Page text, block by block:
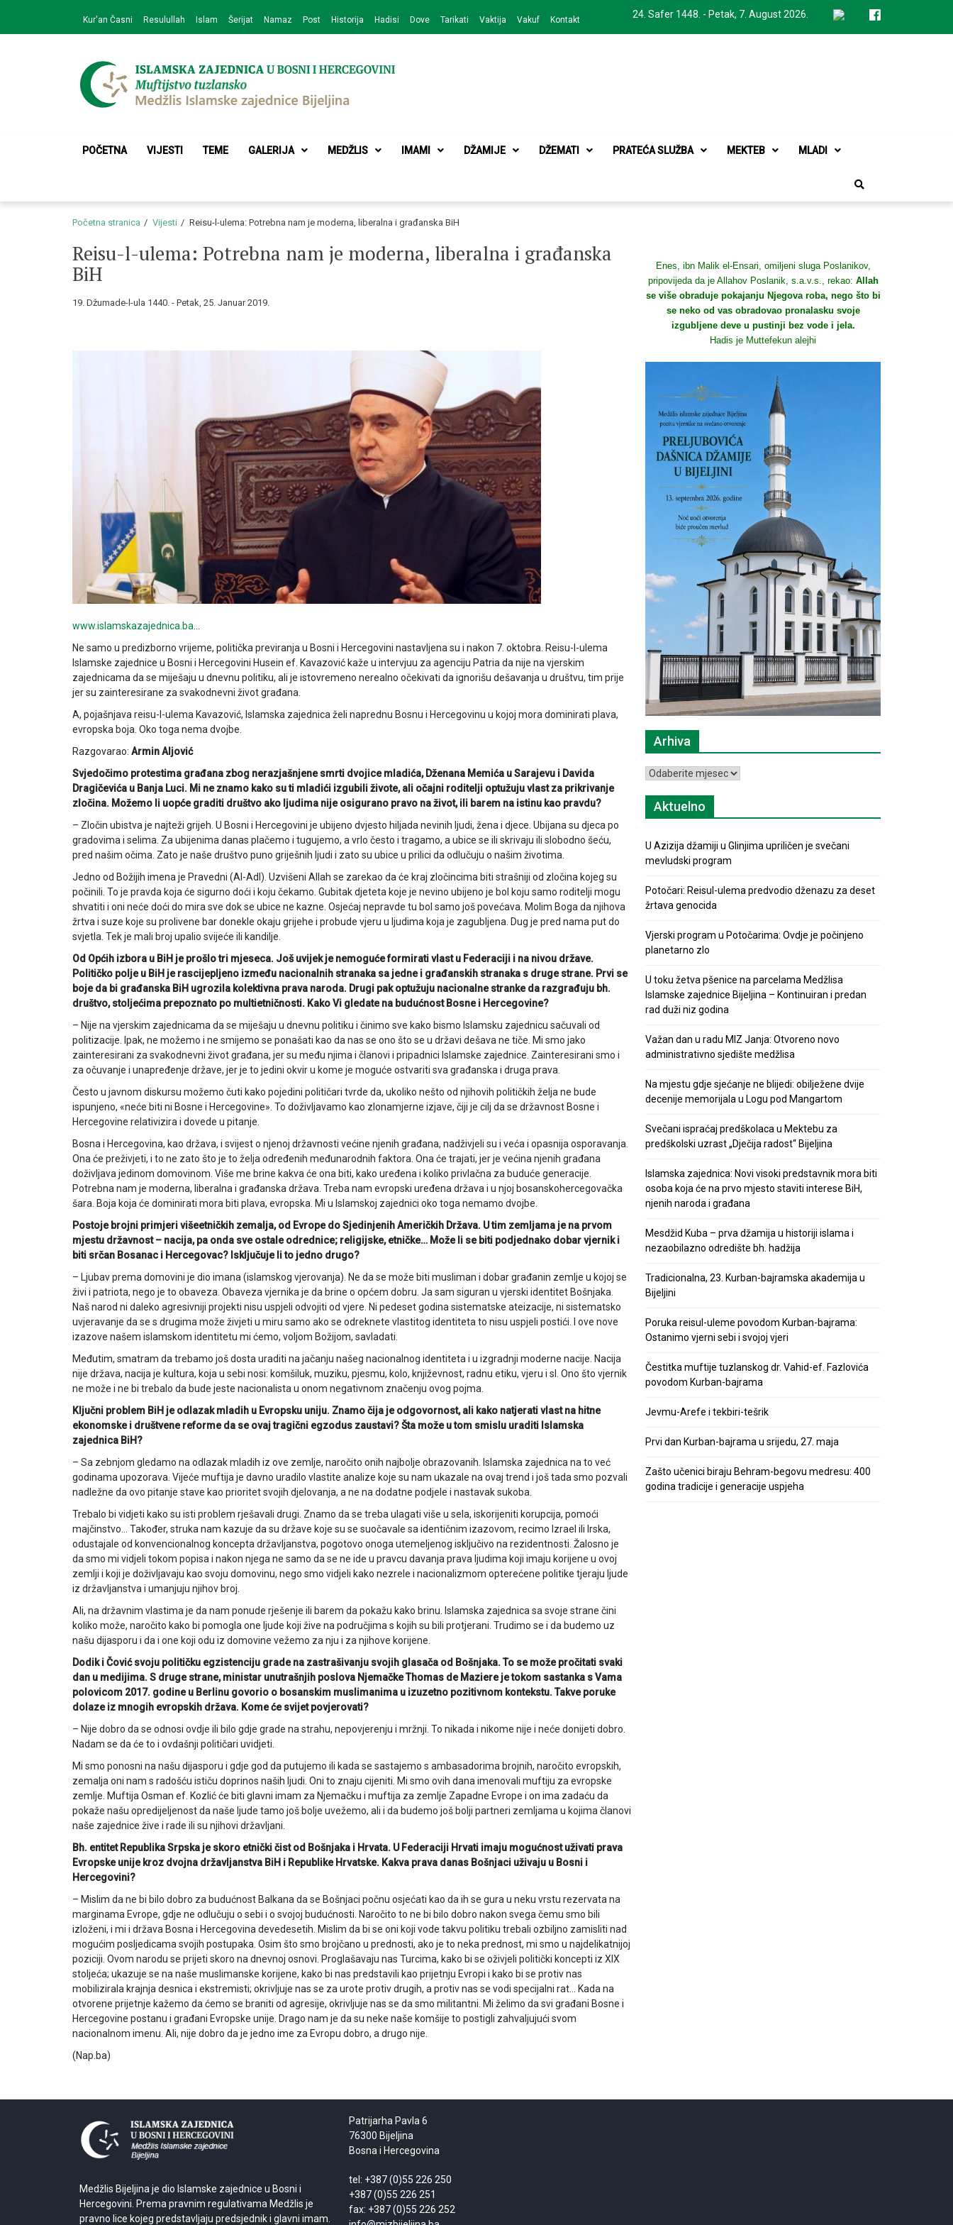
navigation
content
24. Safer 1448. - Petak, 7. August 2026.
Kur'an Časni Resulullah Islam Šerijat Namaz Post Historija Hadisi Dove Tarikati Vaktija Vakuf Kontakt
Medžlis Islamske zajednice Bijeljina
POČETNA VIJESTI TEME GALERIJA MEDŽLIS IMAMI DŽAMIJE DŽEMATI PRATEĆA SLUŽBA MEKTEB MLADI
Početna stranica Vijesti Reisu-l-ulema: Potrebna nam je moderna, liberalna i građanska BiH
Reisu-l-ulema: Potrebna nam je moderna, liberalna i građanska
BiH
19. Džumade-l-ula 1440. - Petak, 25. Januar 2019.
www.islamskazajednica.ba
Ne samo u predizborno vrijeme, politička previranja u Bosni i Hercegovini nastavljena su i nakon 7. oktobra. Reisu-l-ulema
Islamske zajednice u Bosni i Hercegovini Husein ef. Kavazović kaže u intervjuu za agenciju Patria da nije na vjerskim
zajednicama da se miješaju u dnevnu politiku, ali je istovremeno nerealno očekivati da ignorišu dešavanja u društvu, tim prije
jer su zainteresirane za svakodnevni život građana.
A, pojašnjava reisu-l-ulema Kavazović, Islamska zajednica želi naprednu Bosnu i Hercegovinu u kojoj mora dominirati plava,
evropska boja. Oko toga nema dvojbe.
Razgovarao: Armin Aljović
Svjedočimo protestima građana zbog nerazjašnjene smrti dvojice mladića, Dženana Memića u Sarajevu i Davida
Dragičevića u Banja Luci. Mi ne znamo kako su ti mladići izgubili živote, ali očajni roditelji optužuju vlast za prikrivanje
zločina. Možemo li uopće graditi društvo ako ljudima nije osigurano pravo na život, ili barem na istinu kao pravdu?
– Zločin ubistva je najteži grijeh. U Bosni i Hercegovini je ubijeno dvjesto hiljada nevinih ljudi, žena i djece. Ubijana su djeca po
gradovima i selima. Za ubijenima danas plačemo i tugujemo, a vrlo često i tragamo, a ubice se ili skrivaju ili slobodno šeću,
pred našim očima. Zato je naše društvo puno griješnih ljudi i zato su ubice u prilici da odlučuju o našim životima.
Jedno od Božijih imena je Pravedni (Al-Adl). Uzvišeni Allah se zarekao da će kraj zločincima biti strašniji od zločina kojeg su
počinili. To je pravda koja će sigurno doći i koju čekamo. Gubitak djeteta koje je nevino ubijeno je bol koju samo roditelji mogu
shvatiti i oni neće doći do mira sve dok se ubice ne kazne. Osjećaj nepravde tu bol samo još povećava. Molim Boga da njihova
žrtva i suze koje su prolivene bar donekle okaju grijehe i probude vjeru u ljudima koja je zagubljena. Dug je pred nama put do
svjetla. Tek je mali broj upalio svijeće ili kandilje.
Od Općih izbora u BiH je prošlo tri mjeseca. Još uvijek je nemoguće formirati vlast u Federaciji i na nivou države.
Političko polje u BiH je rascijepljeno između nacionalnih stranaka sa jedne i građanskih stranaka s druge strane. Prvi se
boje da bi građanska BiH ugrozila kolektivna prava naroda. Drugi pak optužuju nacionalne stranke da razgrađuju bh.
društvo, stoljećima prepoznato po multietničnosti. Kako Vi gledate na budućnost Bosne i Hercegovine?
– Nije na vjerskim zajednicama da se miješaju u dnevnu politiku i činimo sve kako bismo Islamsku zajednicu sačuvali od
politizacije. Ipak, ne možemo i ne smijemo se ponašati kao da nas se ono što se u državi dešava ne tiče. Mi smo jako
zainteresirani za svakodnevni život građana, jer su među njima i članovi i pripadnici Islamske zajednice. Zainteresirani smo i
za očuvanje i unapređenje države, jer je to jedini okvir u kome je moguće ostvariti sva građanska i druga prava.
Često u javnom diskursu možemo čuti kako pojedini političari tvrde da, ukoliko nešto od njihovih političkih želja ne bude
ispunjeno, «neće biti ni Bosne i Hercegovine». To doživljavamo kao zlonamjerne izjave, čiji je cilj da se državnost Bosne i
Hercegovine relativizira i dovede u pitanje.
Bosna i Hercegovina, kao država, i svijest o njenoj državnosti većine njenih građana, nadživjeli su i veća i opasnija osporavanja.
Ona će preživjeti, i to ne zato što je to želja određenih međunarodnih faktora. Ona će trajati, jer je većina njenih građana
doživljava jedinom domovinom. Više me brine kakva će ona biti, kako uređena i koliko privlačna za buduće generacije.
Potrebna nam je moderna, liberalna i građanska država. Treba nam evropski uređena država i u njoj bosanskohercegovačka
šara. Boja koja će dominirati mora biti plava, evropska. Mi u Islamskoj zajednici oko toga nemamo dvojbe.
Postoje brojni primjeri višeetničkih zemalja, od Evrope do Sjedinjenih Američkih Država. U tim zemljama je na prvom
mjestu državnost – nacija, pa onda sve ostale odrednice; religijske, etničke… Može li se biti podjednako dobar vjernik i
biti srčan Bosanac i Hercegovac? Isključuje li to jedno drugo?
– Ljubav prema domovini je dio imana (islamskog vjerovanja). Ne da se može biti musliman i dobar građanin zemlje u kojoj se
živi i patriota, nego je to obaveza. Obaveza vjernika je da brine o općem dobru. Ja sam siguran u vjerski identitet Bošnjaka.
Naš narod ni daleko agresivniji projekti nisu uspjeli odvojiti od vjere. Ni pedeset godina sistematske ateizacije, ni sistematsko
uvjeravanje da se s drugima može živjeti u miru samo ako se odreknete vlastitog identiteta to nisu uspjeli postići. I ove nove
izazove našem islamskom identitetu mi ćemo, voljom Božijom, savladati.
Međutim, smatram da trebamo još dosta uraditi na jačanju našeg nacionalnog identiteta i u izgradnji moderne nacije. Nacija
nije država, nacija je kultura, koja u sebi nosi: komšiluk, muziku, pjesmu, kolo, književnost, radnu etiku, vjeru i sl. Ono što vjernik
ne može i ne bi trebalo da bude jeste nacionalista u onom negativnom značenju ovog pojma.
Ključni problem BiH je odlazak mladih u Evropsku uniju. Znamo čija je odgovornost, ali kako natjerati vlast na hitne
ekonomske i društvene reforme da se ovaj tragični egzodus zaustavi? Šta može u tom smislu uraditi Islamska
zajednica BiH?
– Sa zebnjom gledamo na odlazak mladih iz ove zemlje, naročito onih najbolje obrazovanih. Islamska zajednica na to već
godinama upozorava. Vijeće muftija je davno uradilo vlastite analize koje su nam ukazale na ovaj trend i još tada smo pozvali
nadležne da ovo pitanje stave kao prioritet svojih djelovanja, a ne na dodatne podjele i nastavak sukoba.
Trebalo bi vidjeti kako su isti problem rješavali drugi. Znamo da se treba ulagati više u sela, iskorijeniti korupcija, pomoći
majčinstvo… Također, struka nam kazuje da su države koje su se suočavale sa identičnim izazovom, recimo Izrael ili Irska,
odustajale od konvencionalnog koncepta državljanstva, pogotovo onoga utemeljenog isključivo na rezidentnosti. Žalosno je
da smo mi vidjeli tokom popisa i nakon njega ne samo da se ne ide u pravcu davanja prava ljudima koji imaju korijene u ovoj
zemlji i koji je doživljavaju kao svoju domovinu, nego smo vidjeli kako nezrele i nacionalizmom opterećene politike tjeraju ljude
iz državljanstva i umanjuju njihov broj.
Ali, na državnim vlastima je da nam ponude rješenje ili barem da pokažu kako brinu. Islamska zajednica sa svoje strane čini
koliko može, naročito kako bi pomogla one ljude koji žive na područjima s kojih su bili protjerani. Trudimo se i da budemo uz
našu dijasporu i da i one koji odu iz domovine vežemo za nju i za njihove korijene.
Dodik i Čović svoju političku egzistenciju grade na zastrašivanju svojih glasača od Bošnjaka. To se može pročitati svaki
dan u medijima. S druge strane, ministar unutrašnjih poslova Njemačke Thomas de Maziere je tokom sastanka s Vama
polovicom 2017. godine u Berlinu govorio o bosanskim muslimanima u izuzetno pozitivnom kontekstu. Takve poruke
dolaze iz mnogih evropskih država. Kome će svijet povjerovati?
– Nije dobro da se odnosi ovdje ili bilo gdje grade na strahu, nepovjerenju i mržnji. To nikada i nikome nije i neće donijeti dobro.
Nadam se da će to i ovdašnji političari uvidjeti.
Mi smo ponosni na našu dijasporu i gdje god da putujemo ili kada se sastajemo s ambasadorima brojnih, naročito evropskih,
zemalja oni nam s radošću ističu doprinos naših ljudi. Oni to znaju cijeniti. Mi smo ovih dana imenovali muftiju za evropske
zemlje. Muftija Osman ef. Kozlić će biti glavni imam za Njemačku i muftija za zemlje Zapadne Evrope i on ima zadaću da
pokaže našu opredijeljenost da naše ljude tamo još bolje uvežemo, ali i da budemo još bolji partneri zemljama u kojima članovi
naše zajednice žive i rade ili su njihovi državljani.
Bh. entitet Republika Srpska je skoro etnički čist od Bošnjaka i Hrvata. U Federaciji Hrvati imaju mogućnost uživati prava
Evropske unije kroz dvojna državljanstva BiH i Republike Hrvatske. Kakva prava danas Bošnjaci uživaju u Bosni i
Hercegovini?
– Mislim da ne bi bilo dobro za budućnost Balkana da se Bošnjaci počnu osjećati kao da ih se gura u neku vrstu rezervata na
marginama Evrope, gdje ne odlučuju o sebi i o svojoj budućnosti. Naročito to ne bi bilo dobro nakon svega čemu smo bili
izloženi, i mi i država Bosna i Hercegovina devedesetih. Mislim da bi se oni koji vode takvu politiku trebali ozbiljno zamisliti nad
mogućim posljedicama svojih postupaka. Osim što smo brojčano u prednosti, ako je to neka prednost, mi smo u najdelikatnijoj
poziciji. Ovom narodu se prijeti skoro na dnevnoj osnovi. Proglašavaju nas Turcima, kako bi se oživjeli politički koncepti iz XIX
stoljeća; ukazuje se na naše muslimanske korijene, kako bi nas predstavili kao prijetnju Evropi i kako bi se protiv nas
mobilizirala krajnja desnica i ekstremisti; okrivljuje nas se za urote protiv drugih, a protiv nas se vodi specijalni rat… Kada na
otvorene prijetnje kažemo da ćemo se braniti od agresije, okrivljuje nas se da smo militantni. Mi želimo da svi građani Bosne i
Hercegovine postanu i građani Evropske unije. Drago nam je da su neke naše komšije to postigli zahvaljujući svom
nacionalnom imenu. Ali, nije dobro da je jedno ime za Evropu dobro, a drugo nije.
(Nap.ba)
Enes, ibn Malik el-Ensari, omiljeni sluga Poslanikov,
pripovijeda da je Allahov Poslanik, s.a.v.s., rekao: Allah
se više obraduje pokajanju Njegova roba, nego što bi
se neko od vas obradovao pronalasku svoje
izgubljene deve u pustinji bez vode i jela.
Hadis je Muttefekun alejhi
Arhiva
Arhiva
Aktuelno
U Azizija džamiji u Glinjima upriličen je svečani
mevludski program
Potočari: Reisul-ulema predvodio dženazu za deset
žrtava genocida
Vjerski program u Potočarima: Ovdje je počinjeno
planetarno zlo
U toku žetva pšenice na parcelama Medžlisa
Islamske zajednice Bijeljina – Kontinuiran i predan
rad duži niz godina
Važan dan u radu MIZ Janja: Otvoreno novo
administrativno sjedište medžlisa
Na mjestu gdje sjećanje ne blijedi: obilježene dvije
decenije memorijala u Logu pod Mangartom
Svečani ispraćaj predškolaca u Mektebu za
predškolski uzrast „Dječija radost“ Bijeljina
Islamska zajednica: Novi visoki predstavnik mora biti
osoba koja će na prvo mjesto staviti interese BiH,
njenih naroda i građana
Mesdžid Kuba – prva džamija u historiji islama i
nezaobilazno odredište bh. hadžija
Tradicionalna, 23. Kurban-bajramska akademija u
Bijeljini
Poruka reisul-uleme povodom Kurban-bajrama:
Ostanimo vjerni sebi i svojoj vjeri
Čestitka muftije tuzlanskog dr. Vahid-ef. Fazlovića
povodom Kurban-bajrama
Jevmu-Arefe i tekbiri-tešrik
Prvi dan Kurban-bajrama u srijedu, 27. maja
Zašto učenici biraju Behram-begovu medresu: 400
godina tradicije i generacije uspjeha
Medžlis Bijeljina je dio Islamske zajednice u Bosni i
Hercegovini. Prema pravnim regulativama Medžlis je
pravno lice kojeg predstavljaju predsjednik i glavni imam.
Patrijarha Pavla 6
76300 Bijeljina
Bosna i Hercegovina
tel: +387 (0)55 226 250
+387 (0)55 226 251
fax: +387 (0)55 226 252